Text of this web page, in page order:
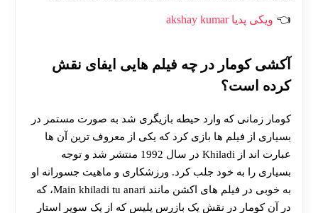
ویکی پدیا akshay kumar
آکشی کومار در چه فیلم هایی ایفای نقش
کرده است؟
کومار زمانی که وارد حیطه بازیگری شد به صورت مستمر در
بسیاری از فیلم ها بازی کرد که یکی از معروف ترین آن ها
عبارت اند از Khiladi در سال 1992 منتشر شد و توجه
بسیاری را به خود جلب کرد. ورزشکاری و ماهیت جسورانه او
به خوبی در فیلم های اکشن مانند Main khiladi tu anari، که
در آن کومار در نقش یک بازرس پلیس که از یک سوپر استار